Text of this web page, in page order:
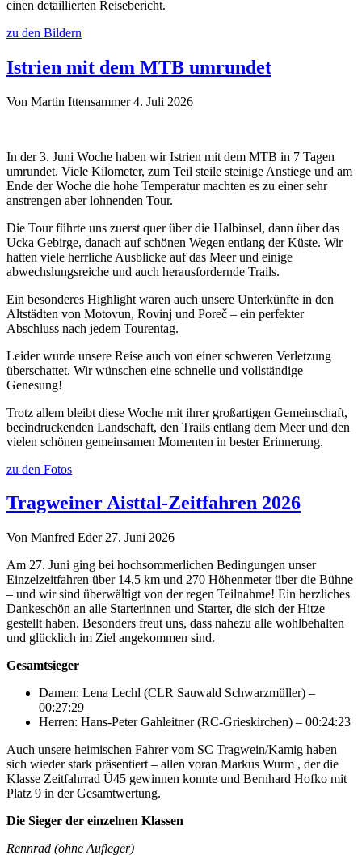
einen detaillierten Reisebericht.
zu den Bildern
Istrien mit dem MTB umrundet
Von Martin Ittensammer 4. Juli 2026
In der 3. Juni Woche haben wir Istrien mit dem MTB in 7 Tagen
umrundet. Viele Kilometer, zum Teil steile steinige Anstiege und am
Ende der Woche die hohe Temperatur machten es zu einer sehr
anstrengen aber lohnenden Tour.
Die Tour führte uns zuerst quer über die Halbinsel, dann über das
Ucka Gebirge, danach auf schönen Wegen entlang der Küste. Wir
hatten viele herrliche Ausblicke auf das Meer und einige
abwechslungsreiche und auch herausfordernde Trails.
Ein besonderes Highlight waren auch unsere Unterkünfte in den
Altstädten von Motovun, Rovinj und Poreč – ein perfekter
Abschluss nach jedem Tourentag.
Leider wurde unsere Reise auch von einer schweren Verletzung
überschattet. Wir wünschen eine schnelle und vollständige
Genesung!
Trotz allem bleibt diese Woche mit ihrer großartigen Gemeinschaft,
beeindruckenden Landschaft, den Trails entlang dem Meer und den
vielen schönen gemeinsamen Momenten in bester Erinnerung.
zu den Fotos
Tragweiner Aisttal-Zeitfahren 2026
Von Manfred Eder 27. Juni 2026
Am 27. Juni ging bei hochsommerlichen Bedingungen unser
Einzelzeitfahren über 14,5 km und 270 Höhenmeter über die Bühne
– und wir sind überwältigt von der regen Teilnahme! Ein herzliches
Dankeschön an alle Starterinnen und Starter, die sich der Hitze
gestellt haben. Besonders freut uns, dass nahezu alle wohlbehalten
und glücklich im Ziel angekommen sind.
Gesamtsieger
Damen: Lena Lechl (CLR Sauwald Schwarzmüller) –
00:27:29
Herren: Hans-Peter Gahleitner (RC-Grieskirchen) – 00:24:23
Auch unsere heimischen Fahrer vom SC Tragwein/Kamig haben
sich wieder stark präsentiert – allen voran Markus Wurm , der die
Klasse Zeitfahrrad Ü45 gewinnen konnte und Bernhard Hofko mit
Platz 9 in der Gesamtwertung.
Die Sieger der einzelnen Klassen
Rennrad (ohne Aufleger)